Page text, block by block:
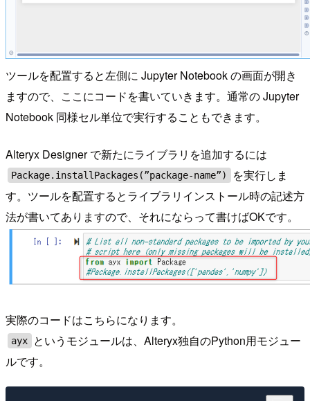
ツールを配置すると左側に Jupyter Notebook の画面が開き
ますので、ここにコードを書いていきます。通常の Jupyter
Notebook 同様セル単位で実行することもできます。
Alteryx Designer で新たにライブラリを追加するには
Package.installPackages(”package-name”)
を実行しま
す。ツールを配置するとライブラリインストール時の記述方
法が書いてありますので、それにならって書けばOKです。
実際のコードはこちらになります。
ayx
というモジュールは、Alteryx独自のPython用モジュー
ルです。